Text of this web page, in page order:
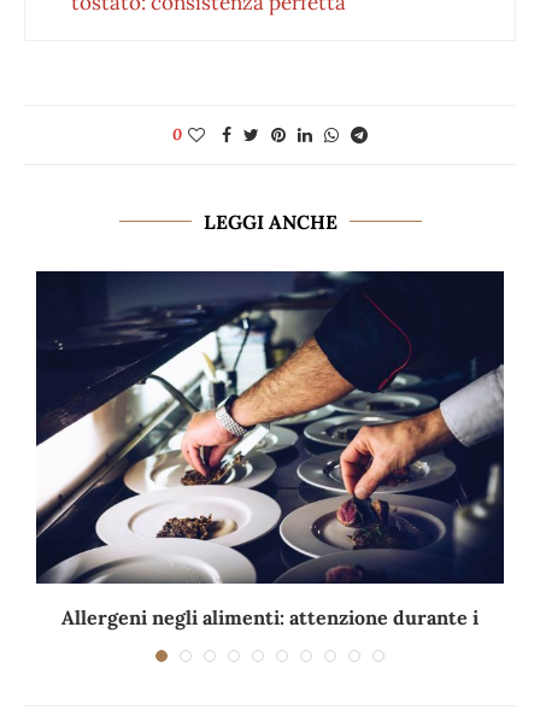
0
LEGGI ANCHE
Allergeni negli alimenti: attenzione durante i